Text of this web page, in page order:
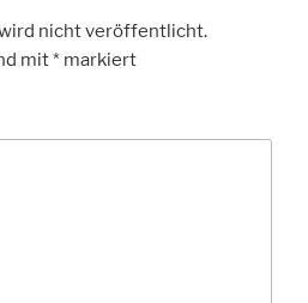
nicht veröffentlicht.
mit* markiert